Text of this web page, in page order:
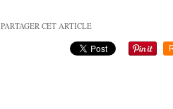
PARTAGER CET ARTICLE